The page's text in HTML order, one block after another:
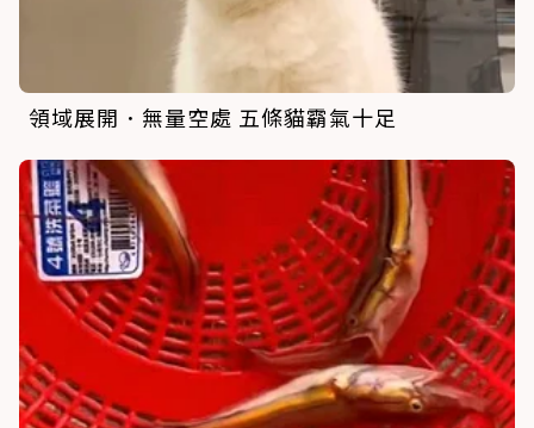
領域展開．無量空處 五條貓霸氣十足